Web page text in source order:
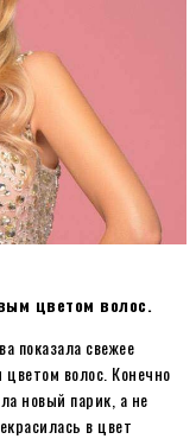
цветом волос.
показала свежее
волос. Конечно
новый парик, а не
в цвет